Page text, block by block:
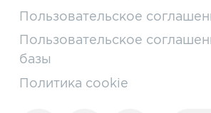
Пользовательское
Пользовательское
базы
Политика cookie